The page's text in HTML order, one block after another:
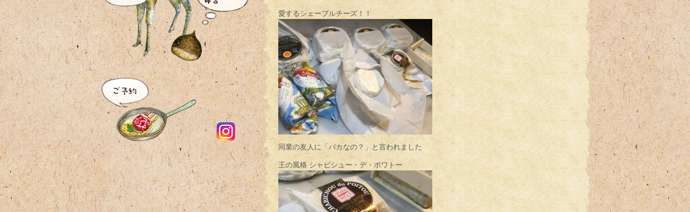
愛するシェーブルチーズ！！
同業の友人に「バカなの？」と言われました
王の風格 シャビシュー・デ・ポワトー